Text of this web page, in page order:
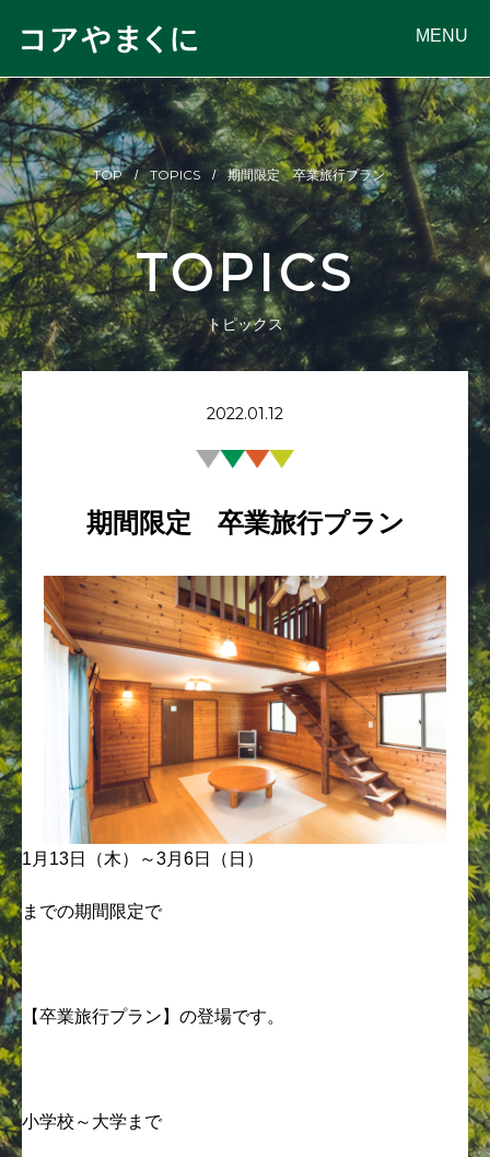
MENU
TOP TOPICS 期間限定 卒業旅行プラン
TOPICS
トピックス
2022.01.12
期間限定 卒業旅行プラン
1月13日（木）～3月6日（日）
までの期間限定で
【卒業旅行プラン】の登場です。
小学校～大学まで